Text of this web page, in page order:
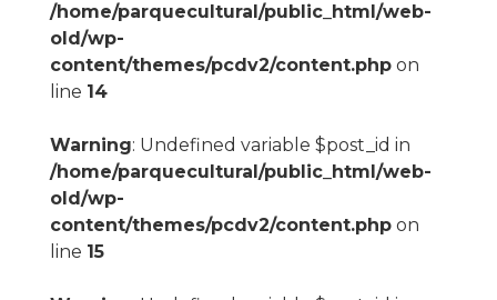
/home/parquecultural/public_html/web-
old/wp-
content/themes/pcdv2/content.phpon
line 14
Warning: Undefined variable $post_id in
/home/parquecultural/public_html/web-
old/wp-
content/themes/pcdv2/content.phpon
line 15